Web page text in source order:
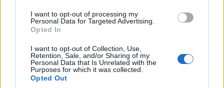
I want to opt-out of processing my
Personal Data for Targeted Advertising.
Opted In
I want to opt-out of Collection, Use,
Retention, Sale, and/or Sharing of my
Personal Data that Is Unrelated with the
Purposes for which it was collected.
Opted Out
Alemana por molestias en los
muscular. Repasamos las noticias
sobre lesionados del 24 de marzo.